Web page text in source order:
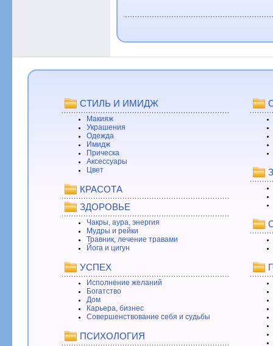
СТИЛЬ И ИМИДЖ
Макияж
Украшения
Одежда
Имидж
Прическа
Аксессуары
Цвет
КРАСОТА
ЗДОРОВЬЕ
Чакры, аура, энергия
Мудры и рейки
Травник, лечение травами
Йога и цигун
УСПЕХ
Исполнение желаний
Богатство
Дом
Карьера, бизнес
Совершенствование себя и судьбы
ПСИХОЛОГИЯ